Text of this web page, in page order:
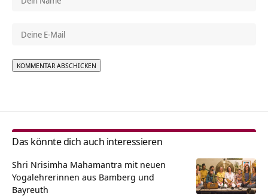
Das könnte dich auch interessieren
Shri Nrisimha Mahamantra mit neuen
Yogalehrerinnen aus Bamberg und
Bayreuth